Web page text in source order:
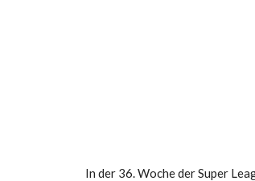
In der 36. Woche der Super